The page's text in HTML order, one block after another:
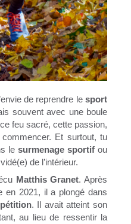
de reprendre lesport
souvent avec une boule
feu sacré, cette passion,
Et surtout, tu
le surmenage sportif ou
de l’intérieur.
Matthis Granet. Après
en 2021, il a plongé dans
. Il avait atteint son
au lieu de ressentir la